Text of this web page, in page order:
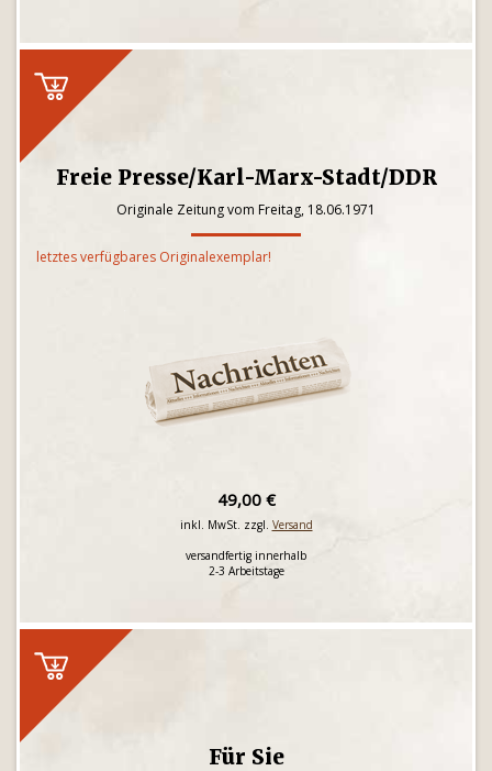
Freie Presse/Karl-Marx-Stadt/DDR
Originale Zeitung vom Freitag, 18.06.1971
letztes verfügbares Originalexemplar!
49,00 €
inkl. MwSt. zzgl. Versand
versandfertig innerhalb
2-3 Arbeitstage
Für Sie